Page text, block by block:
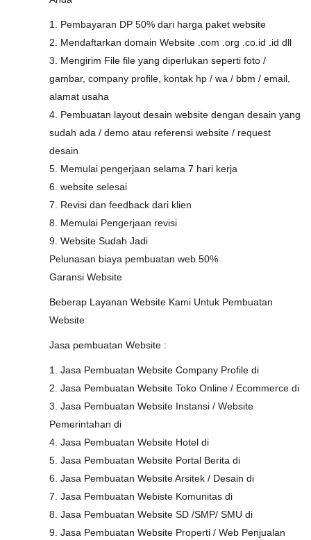
1. Pembayaran DP 50% dari harga paket website
2. Mendaftarkan domain Website .com .org .co.id .id dll
3. Mengirim File file yang diperlukan seperti foto /
gambar, company profile, kontak hp / wa / bbm / email,
alamat usaha
4. Pembuatan layout desain website dengan desain yang
sudah ada / demo atau referensi website / request
desain
5. Memulai pengerjaan selama 7 hari kerja
6. website selesai
7. Revisi dan feedback dari klien
8. Memulai Pengerjaan revisi
9. Website Sudah Jadi
Pelunasan biaya pembuatan web 50%
Garansi Website
Beberap Layanan Website Kami Untuk Pembuatan
Website
Jasa pembuatan Website :
1. Jasa Pembuatan Website Company Profile di
2. Jasa Pembuatan Website Toko Online / Ecommerce di
3. Jasa Pembuatan Website Instansi / Website
Pemerintahan di
4. Jasa Pembuatan Website Hotel di
5. Jasa Pembuatan Website Portal Berita di
6. Jasa Pembuatan Website Arsitek / Desain di
7. Jasa Pembuatan Webiste Komunitas di
8. Jasa Pembuatan Website SD /SMP/ SMU di
9. Jasa Pembuatan Website Properti / Web Penjualan